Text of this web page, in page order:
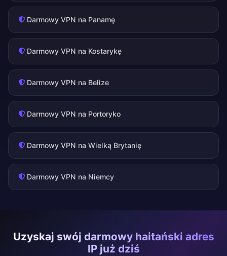
Darmowy VPN na Panamę
Darmowy VPN na Kostarykę
Darmowy VPN na Belize
Darmowy VPN na Portoryko
Darmowy VPN na Wielką Brytanię
Darmowy VPN na Niemcy
Uzyskaj swój darmowy haitański adres
IP już dziś